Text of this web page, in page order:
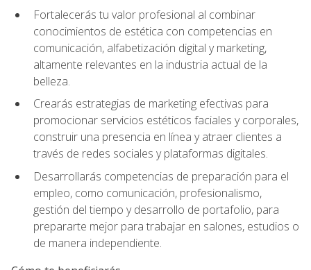
Fortalecerás tu valor profesional al combinar
conocimientos de estética con competencias en
comunicación, alfabetización digital y marketing,
altamente relevantes en la industria actual de la
belleza.
Crearás estrategias de marketing efectivas para
promocionar servicios estéticos faciales y corporales,
construir una presencia en línea y atraer clientes a
través de redes sociales y plataformas digitales.
Desarrollarás competencias de preparación para el
empleo, como comunicación, profesionalismo,
gestión del tiempo y desarrollo de portafolio, para
prepararte mejor para trabajar en salones, estudios o
de manera independiente.